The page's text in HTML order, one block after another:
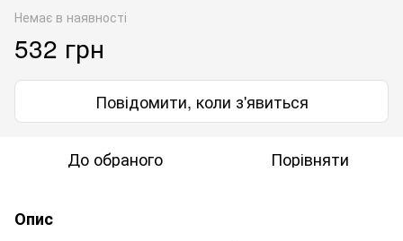
Немає в наявності
532 грн
Повідомити, коли з'явиться
До обраного Порівняти
Опис